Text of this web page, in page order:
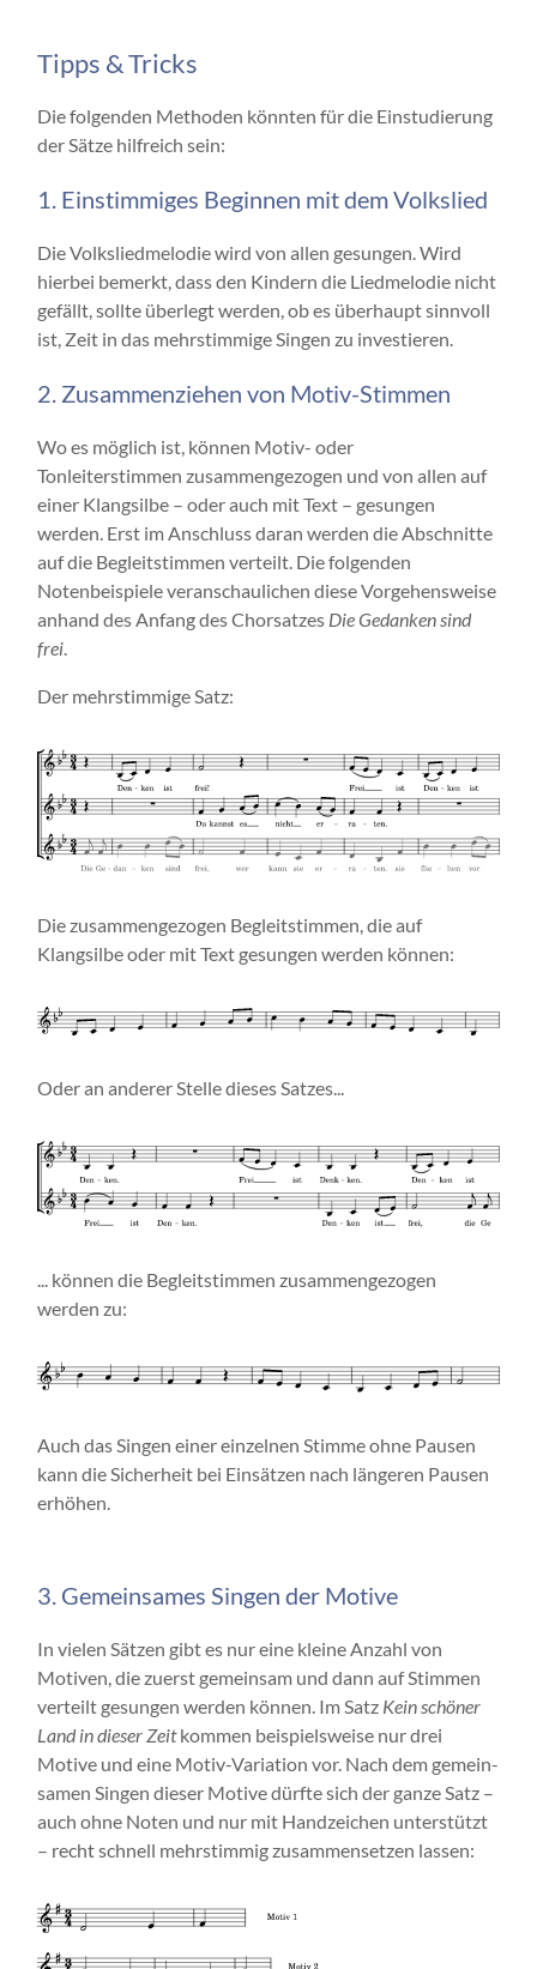
Tipps & Tricks
Die folgenden Methoden könnten für die Einstudierung
der Sätze hilfreich sein:
1. Einstimmiges Beginnen mit dem Volkslied
Die Volksliedmelodie wird von allen gesungen. Wird
hierbei bemerkt, dass den Kindern die Liedmelodie nicht
gefällt, sollte überlegt werden, ob es überhaupt sinnvoll
ist, Zeit in das mehrstimmige Singen zu investieren.
2. Zusammenziehen von Motiv-Stimmen
Wo es möglich ist, können Motiv- oder
Tonleiterstimmen zusammengezogen und von allen auf
einer Klangsilbe – oder auch mit Text – gesungen
werden. Erst im Anschluss daran werden die Abschnitte
auf die Begleitstimmen verteilt. Die folgenden
Notenbeispiele veranschaulichen diese Vorgehensweise
anhand des Anfang des Chorsatzes Die Gedanken sind
frei.
Der mehrstimmige Satz:
Die zusammengezogen Begleitstimmen, die auf
Klangsilbe oder mit Text gesungen werden können:
Oder an anderer Stelle dieses Satzes...
... können die Begleitstimmen zusammengezogen
werden zu:
Auch das Singen einer einzelnen Stimme ohne Pausen
kann die Sicherheit bei Einsätzen nach längeren Pausen
erhöhen.
3. Gemeinsames Singen der Motive
In vielen Sätzen gibt es nur eine kleine Anzahl von
Motiven, die zuerst gemeinsam und dann auf Stimmen
verteilt gesungen werden können. Im Satz Kein schöner
Land in dieser Zeitkommen beispielsweise nur drei
Motive und eine Motiv-Variation vor. Nach dem ge­­­mein­
samen Sin­gen dieser Mo­­ti­ve dürfte sich der ganze Satz –
auch ohne Noten und nur mit Handzeichen unterstützt
– recht schnell mehr­stimmig zusam­men­setzen lassen: